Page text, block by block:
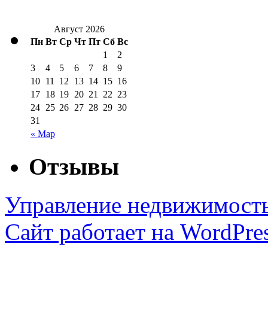
Август 2026
Пн Вт Ср Чт Пт Сб Вс
« Мар
1
2
3
4 5 6 7 8
9
10 11 12 13 14 15 16
17 18 19 20 21 22 23
24 25 26 27 28 29 30
31
Отзывы
Управление
Сайт работает на